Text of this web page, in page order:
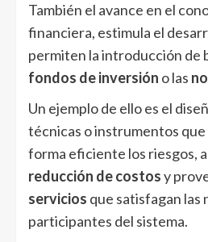
También el avance en el
financiera, estimula el
permiten la introducción de
fondos de inversión o las
Un ejemplo de ello es el
técnicas o instrumentos
forma eficiente los riesgos,
reducción de costosy
servicios que satisfagan las
participantes del sistema.